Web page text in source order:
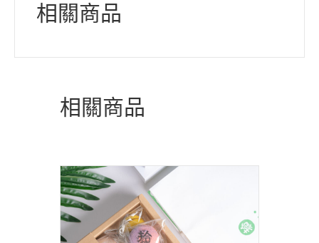
相關商品
相關商品